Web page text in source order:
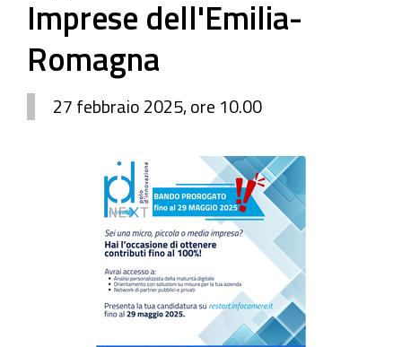
Imprese dell'Emilia-
Romagna
27 febbraio 2025, ore 10.00